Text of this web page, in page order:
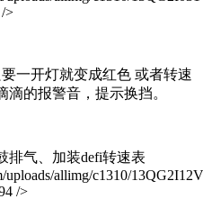
>
开灯就变成红色 或者转速
滴的报警音，提示换挡。
排气、加装defi转速表
allimg/c1310/
/>